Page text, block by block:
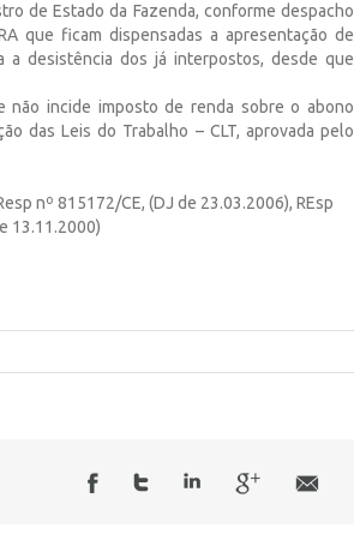
de Estado da Fazenda, conforme despacho
que ficam dispensadas a apresentação de
a desistência dos já interpostos, desde que
não incide imposto de renda sobre o abono
das Leis do Trabalho – CLT, aprovada pelo
nº 815172/CE, (DJ de 23.03.2006), REsp
13.11.2000)